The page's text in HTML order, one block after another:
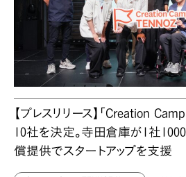
【プレスリリース】「Creation
10社を決定。寺田倉庫が1社
償提供でスタートアップを支援